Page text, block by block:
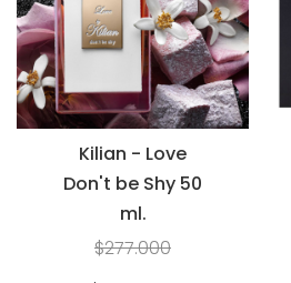
Kilian - Love
Don't be Shy 50
ml.
$277.000